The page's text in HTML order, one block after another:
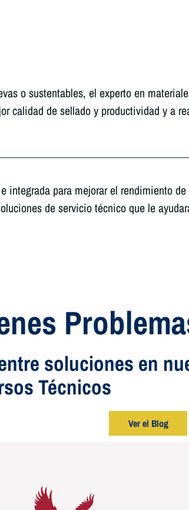
o sustentables, el experto en
calidad de sellado y productividad y a
integrada para mejorar el rendimiento
de servicio técnico que le
soluciones en
Técnicos
Ver el Blog